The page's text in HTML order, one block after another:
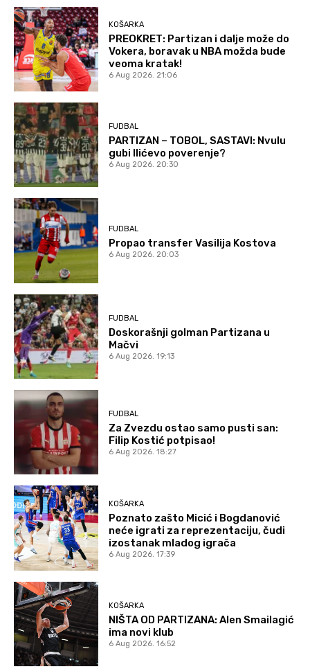
KOŠARKA
PREOKRET: Partizan i dalje može do
Vokera, boravak u NBA možda bude
veoma kratak!
6 Aug 2026. 21:06
FUDBAL
PARTIZAN – TOBOL, SASTAVI: Nvulu
gubi Ilićevo poverenje?
6 Aug 2026. 20:30
FUDBAL
Propao transfer Vasilija Kostova
6 Aug 2026. 20:03
FUDBAL
Doskorašnji golman Partizana u
Mačvi
6 Aug 2026. 19:13
FUDBAL
Za Zvezdu ostao samo pusti san:
Filip Kostić potpisao!
6 Aug 2026. 18:27
KOŠARKA
Poznato zašto Micić i Bogdanović
neće igrati za reprezentaciju, čudi
izostanak mladog igrača
6 Aug 2026. 17:39
KOŠARKA
NIŠTA OD PARTIZANA: Alen Smailagić
ima novi klub
6 Aug 2026. 16:52